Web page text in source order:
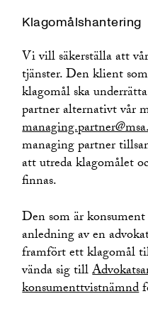
Klagomålshantering
Vi vill säkerställa att
tjänster. Den klient
klagomål ska
partner alternativt vår
managing partner
att utreda klagomålet
finnas.
Den som är
anledning av en
framfört ett klagomål
vända sig till
konsumenttvistnämnd